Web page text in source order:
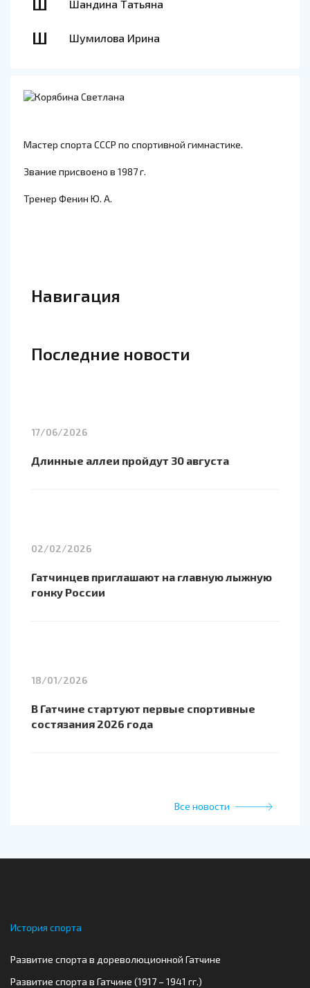
Шандина Татьяна
Ш Шумилова Ирина
Мастер спорта СССР по спортивной гимнастике.
Звание присвоено в 1987 г.
Тренер Фенин Ю. А.
Навигация
Последние новости
17/06/2026
Длинные аллеи пройдут 30 августа
02/02/2026
Гатчинцев приглашают на главную лыжную
гонку России
18/01/2026
В Гатчине стартуют первые спортивные
состязания 2026 года
Все новости
История спорта
Развитие спорта в дореволюционной Гатчине
Развитие спорта в Гатчине (1917 – 1941 гг.)